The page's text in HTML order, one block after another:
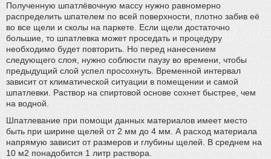
Полученную шпатлёвочную массу нужно равномерно
распределить шпателем по всей поверхности, плотно забив её
во все щели и сколы на паркете. Если щели достаточно
большие, то шпатлевка может проседать и процедуру
необходимо будет повторить. Но перед нанесением
следующего слоя, нужно соблюсти паузу во времени, чтобы
предыдущий слой успел просохнуть. Временной интервал
зависит от климатической ситуации в помещении и самой
шпатлевки. Раствор на спиртовой основе сохнет быстрее, чем
на водной.
Шпатлевание при помощи данных материалов имеет место
быть при ширине щелей от 2 мм до 4 мм. А расход материала
напрямую зависит от размеров и глубины щелей. В среднем на
10 м2 понадобится 1 литр раствора.